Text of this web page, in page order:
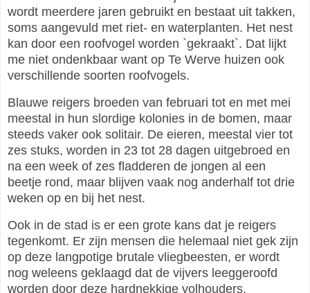
wordt meerdere jaren gebruikt en bestaat uit takken,
soms aangevuld met riet- en waterplanten. Het nest
kan door een roofvogel worden `gekraakt`. Dat lijkt
me niet ondenkbaar want op Te Werve huizen ook
verschillende soorten roofvogels.
Blauwe reigers broeden van februari tot en met mei
meestal in hun slordige kolonies in de bomen, maar
steeds vaker ook solitair. De eieren, meestal vier tot
zes stuks, worden in 23 tot 28 dagen uitgebroed en
na een week of zes fladderen de jongen al een
beetje rond, maar blijven vaak nog anderhalf tot drie
weken op en bij het nest.
Ook in de stad is er een grote kans dat je reigers
tegenkomt. Er zijn mensen die helemaal niet gek zijn
op deze langpotige brutale vliegbeesten, er wordt
nog weleens geklaagd dat de vijvers leeggeroofd
worden door deze hardnekkige volhouders.